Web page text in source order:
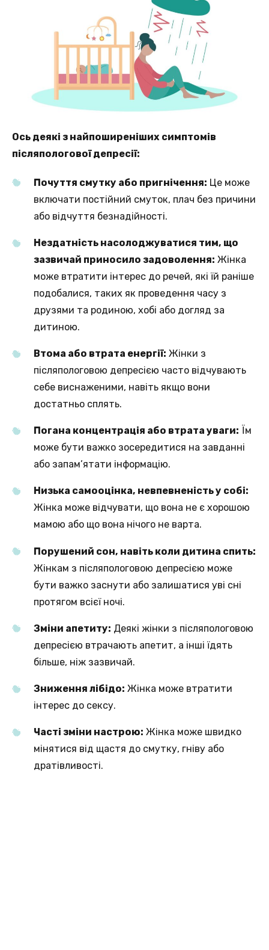
Ось деякі з найпоширеніших симптомів
післяпологової депресії:
Почуття смутку або пригнічення: Це може
включати постійний смуток, плач без причини
або відчуття безнадійності.
Нездатність насолоджуватися тим, що
зазвичай приносило задоволення: Жінка
може втратити інтерес до речей, які їй раніше
подобалися, таких як проведення часу з
друзями та родиною, хобі або догляд за
дитиною.
Втома або втрата енергії: Жінки з
післяпологовою депресією часто відчувають
себе виснаженими, навіть якщо вони
достатньо сплять.
Погана концентрація або втрата уваги: Їм
може бути важко зосередитися на завданні
або запам’ятати інформацію.
Низька самооцінка, невпевненість у собі:
Жінка може відчувати, що вона не є хорошою
мамою або що вона нічого не варта.
Порушений сон, навіть коли дитина спить:
Жінкам з післяпологовою депресією може
бути важко заснути або залишатися уві сні
протягом всієї ночі.
Зміни апетиту: Деякі жінки з післяпологовою
депресією втрачають апетит, а інші їдять
більше, ніж зазвичай.
Зниження лібідо: Жінка може втратити
інтерес до сексу.
Часті зміни настрою: Жінка може швидко
мінятися від щастя до смутку, гніву або
дратівливості.